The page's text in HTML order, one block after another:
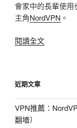
會家中的長輩使用
主角NordVPN 。
閱讀全文〈NordVPN
軟
體，
近期文章
VPN推薦：
翻墻）